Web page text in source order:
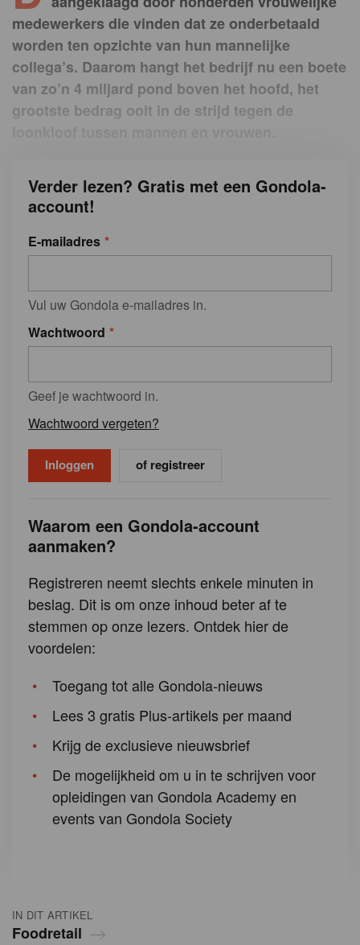
IN DIT ARTIKEL
Foodretail
medewerkers die vinden dat ze onderbetaald
worden ten opzichte van hun mannelijke
collega’s. Daarom hangt het bedrijf nu een boete
van zo’n 4 miljard pond boven het hoofd, het
grootste bedrag ooit in de strijd tegen de
Verder lezen? Gratis met een Gondola-
account!
E-mailadres
Vul uw Gondola e-mailadres in.
Wachtwoord
Geef je wachtwoord in.
Wachtwoord vergeten?
of registreer
Waarom een Gondola-account
aanmaken?
Registreren neemt slechts enkele minuten in
beslag. Dit is om onze inhoud beter af te
stemmen op onze lezers. Ontdek hier de
voordelen:
Toegang tot alle Gondola-nieuws
Lees 3 gratis Plus-artikels per maand
Krijg de exclusieve nieuwsbrief
De mogelijkheid om u in te schrijven voor
opleidingen van Gondola Academy en
events van Gondola Society